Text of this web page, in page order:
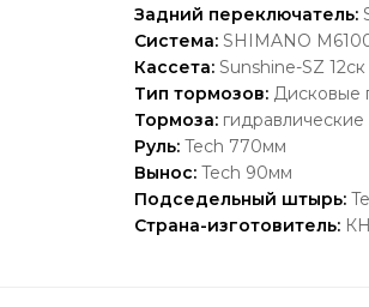
Задний переключатель:
Система: SHIMANO
Кассета: Sunshine-SZ 12ск
Тип тормозов: Дисковые
Тормоза:
Руль: Tech 770мм
Вынос: Tech 90мм
Подседельный штырь:
Страна-изготовитель: